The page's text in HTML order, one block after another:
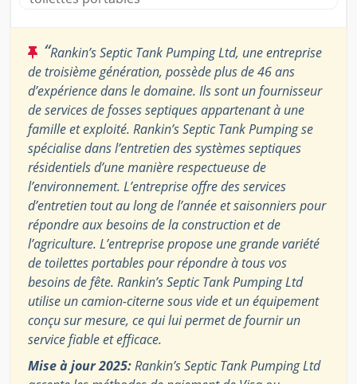
“Rankin’s Septic Tank Pumping Ltd, une entreprise
de troisième génération, possède plus de 46 ans
d’expérience dans le domaine. Ils sont un fournisseur
de services de fosses septiques appartenant à une
famille et exploité. Rankin’s Septic Tank Pumping se
spécialise dans l’entretien des systèmes septiques
résidentiels d’une manière respectueuse de
l’environnement. L’entreprise offre des services
d’entretien tout au long de l’année et saisonniers pour
répondre aux besoins de la construction et de
l’agriculture. L’entreprise propose une grande variété
de toilettes portables pour répondre à tous vos
besoins de fête. Rankin’s Septic Tank Pumping Ltd
utilise un camion-citerne sous vide et un équipement
conçu sur mesure, ce qui lui permet de fournir un
service fiable et efficace.
Mise à jour 2025:Rankin’s Septic Tank Pumping Ltd